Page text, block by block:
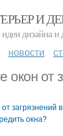
И
дизайна и
новости
окон от
загрязнений
окна?